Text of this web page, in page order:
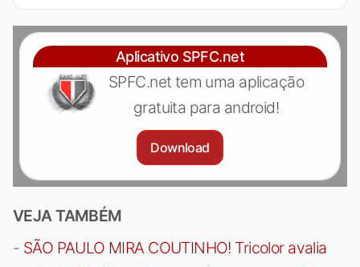
Aplicativo SPFC.net
SPFC.net tem uma aplicação
gratuita para android!
Download
VEJA TAMBÉM
- SÃO PAULO MIRA COUTINHO! Tricolor avalia